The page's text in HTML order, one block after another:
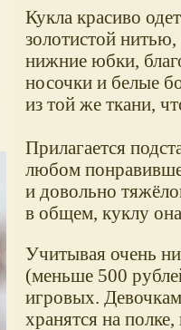
Кукла красиво
золотистой нитью,
нижние юбки,
носочки и белые
из той же ткани,
Прилагается
любом
и довольно
в общем, куклу
Учитывая очень
(меньше 500
игровых.
хранятся на